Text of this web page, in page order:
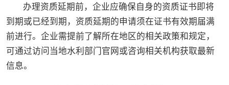
办理资质延期前，企业应确保自身的资质证书即将
到期或已经到期，资质延期的申请须在证书有效期届满
前进行。企业需提前了解所在地区的相关政策和规定，
可通过访问当地水利部门官网或咨询相关机构获取最新
信息。